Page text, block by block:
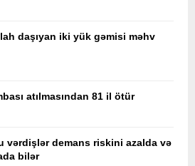
daşıyan iki yük gəmisi məhv
atılmasından 81 il ötür
vərdişlər demans riskini azalda və
bilər